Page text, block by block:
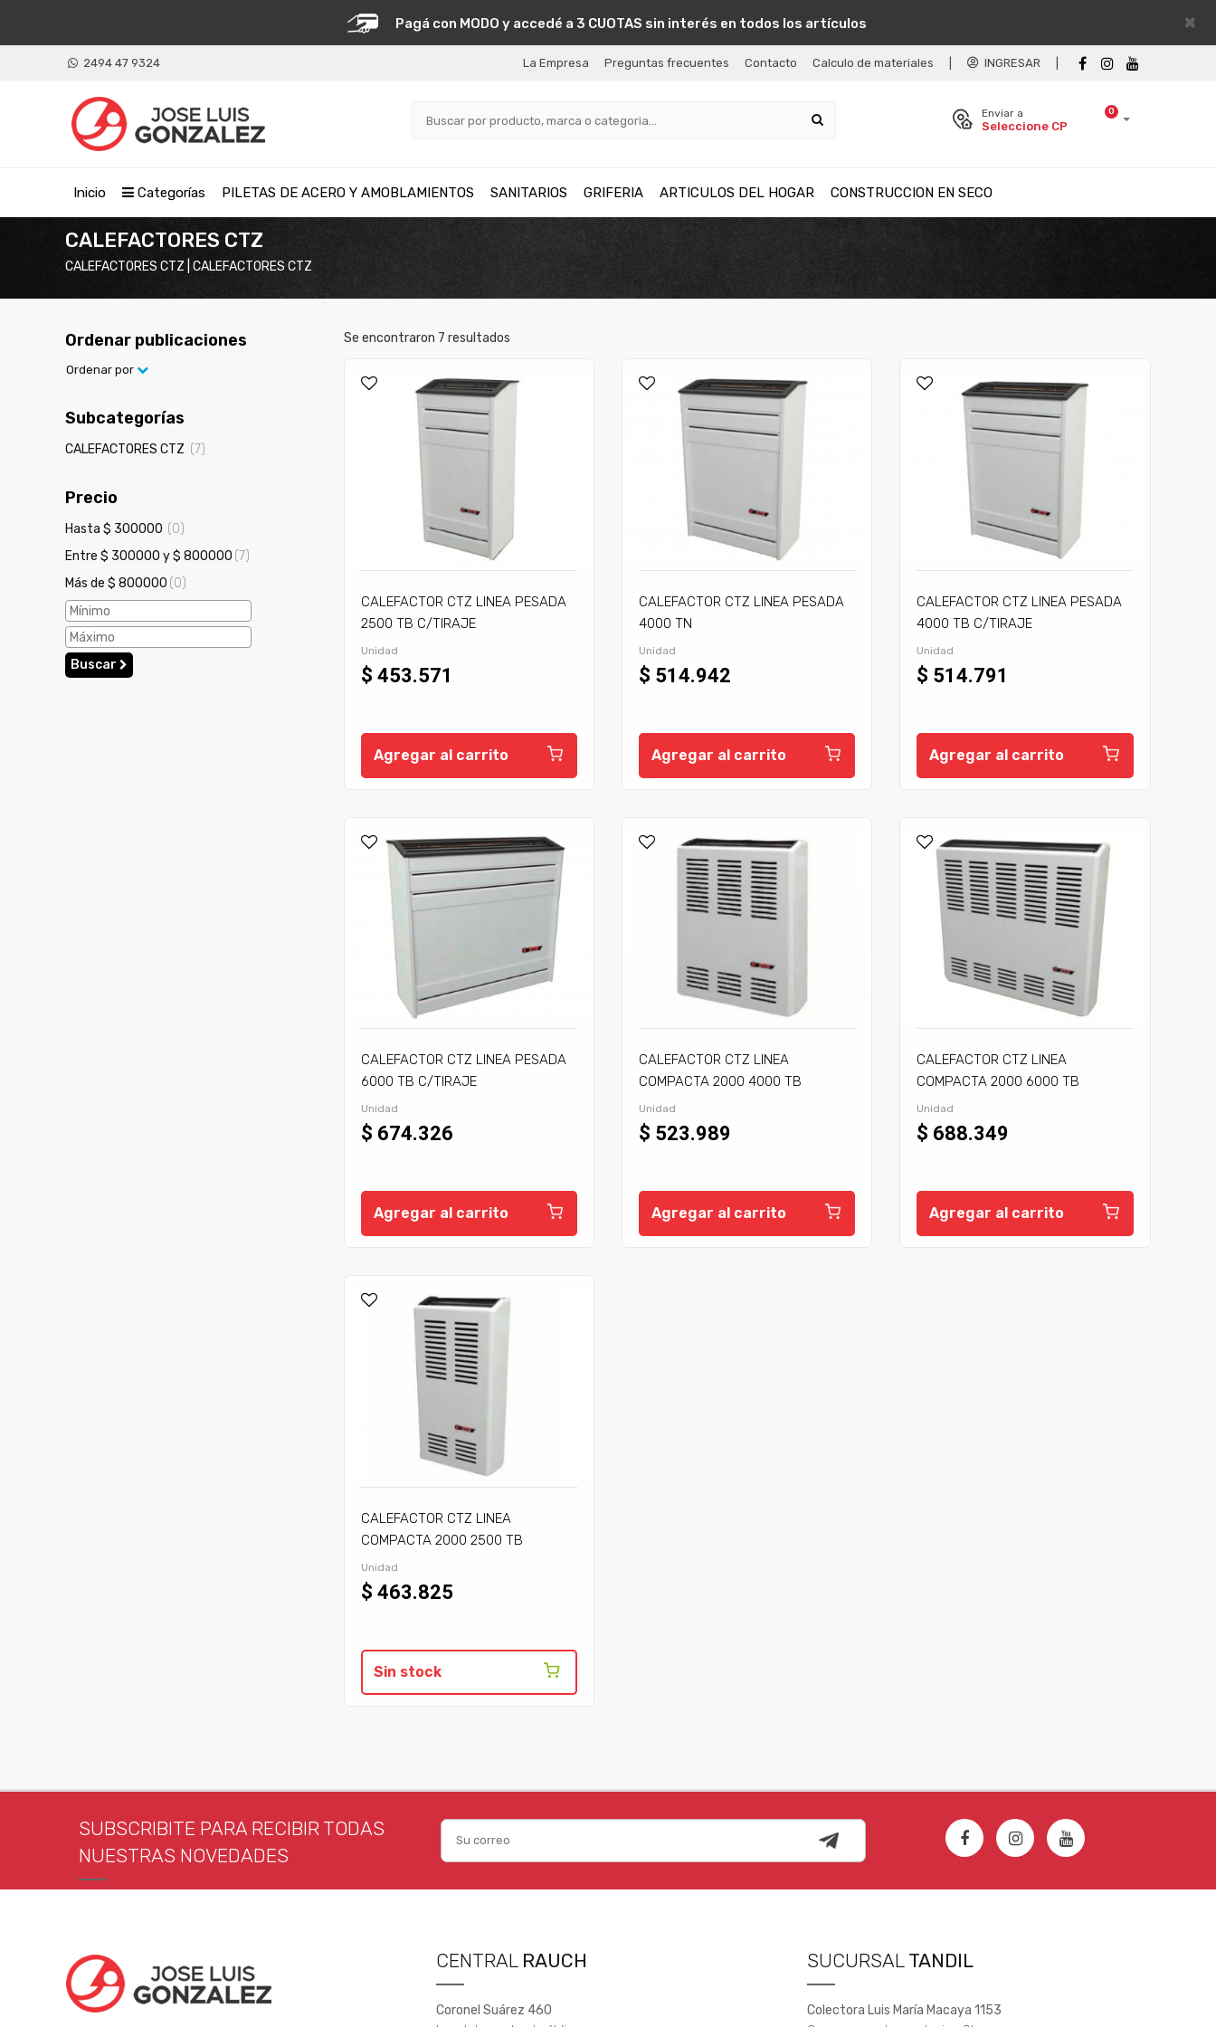
×
Pagá con MODO y accedé a 3 CUOTAS sin interés en todos los artículos
2494 47 9324 La Empresa Preguntas frecuentes Contacto Calculo de materiales INGRESAR
0
Enviar a
Seleccione CP
Inicio Categorías PILETAS DE ACERO Y AMOBLAMIENTOS SANITARIOS GRIFERIA ARTICULOS DEL HOGAR CONSTRUCCION EN SECO
CALEFACTORES CTZ
CALEFACTORES CTZ | CALEFACTORES CTZ
Ordenar publicaciones
Ordenar por
Subcategorías
CALEFACTORES CTZ (7)
Precio
Hasta $ 300000 (0)
Entre $ 300000 y $ 800000 (7)
Más de $ 800000 (0)
Buscar
Se encontraron 7 resultados
CALEFACTOR CTZ LINEA PESADA
2500 TB C/TIRAJE
Unidad
$ 453.571
Agregar al carrito
CALEFACTOR CTZ LINEA PESADA
4000 TN
Unidad
$ 514.942
Agregar al carrito
CALEFACTOR CTZ LINEA PESADA
4000 TB C/TIRAJE
Unidad
$ 514.791
Agregar al carrito
CALEFACTOR CTZ LINEA PESADA
6000 TB C/TIRAJE
Unidad
$ 674.326
Agregar al carrito
CALEFACTOR CTZ LINEA
COMPACTA 2000 4000 TB
C/TIRAJE
Unidad
$ 523.989
Agregar al carrito
CALEFACTOR CTZ LINEA
COMPACTA 2000 6000 TB
C/TIRAJE
Unidad
$ 688.349
Agregar al carrito
CALEFACTOR CTZ LINEA
COMPACTA 2000 2500 TB
C/TIRAJE
Unidad
$ 463.825
Sin stock
SUBSCRIBITE PARA RECIBIR TODAS
NUESTRAS NOVEDADES
CENTRAL RAUCH
Coronel Suárez 460
SUCURSAL TANDIL
Colectora Luis María Macaya 1153